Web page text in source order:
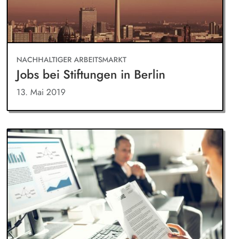
NACHHALTIGER ARBEITSMARKT
Jobs bei Stiftungen in Berlin
13. Mai 2019